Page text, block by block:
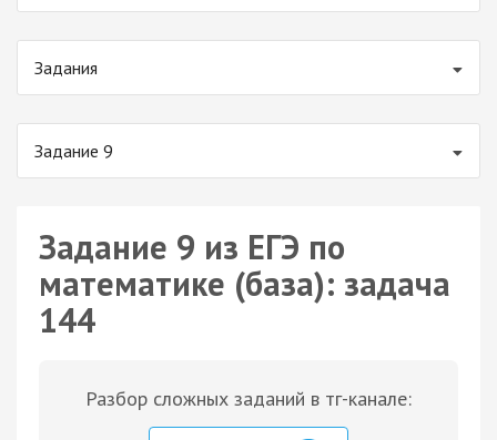
Задания
Задание 9
Задание 9 из ЕГЭ по
математике (база): задача
144
Разбор сложных заданий в тг-канале: